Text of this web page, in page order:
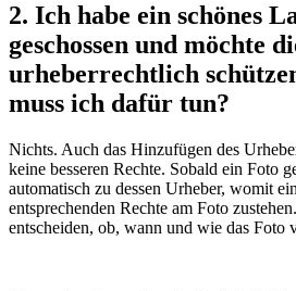
2. Ich habe ein schönes
geschossen und möchte
urheberrechtlich
muss ich dafür tun?
Nichts. Auch das Hinzufügen des
keine besseren Rechte. Sobald ein Foto
automatisch zu dessen Urheber, womit
entsprechenden Rechte am Foto
entscheiden, ob, wann und wie das Foto